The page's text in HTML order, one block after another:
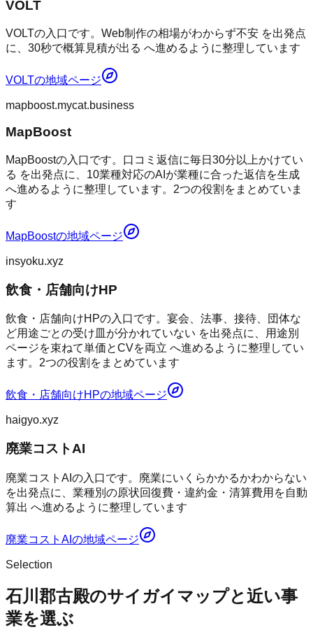
VOLT
VOLTの入口です。Web制作の相場がわからず不安 を出発点
に、30秒で概算見積が出る へ進めるように整理しています
VOLTの地域ページ
mapboost.mycat.business
MapBoost
MapBoostの入口です。口コミ返信に毎日30分以上かけてい
る を出発点に、10業種対応のAIが業種に合った返信を生成
へ進めるように整理しています。2つの役割をまとめていま
す
MapBoostの地域ページ
insyoku.xyz
飲食・店舗向けHP
飲食・店舗向けHPの入口です。宴会、法事、接待、団体な
ど用途ごとの受け皿が分かれていない を出発点に、用途別
ページを束ねて単価とCVを両立 へ進めるように整理してい
ます。2つの役割をまとめています
飲食・店舗向けHPの地域ページ
haigyo.xyz
廃業コストAI
廃業コストAIの入口です。廃業にいくらかかるかわからない
を出発点に、業種別の原状回復費・違約金・清算費用を自動
算出 へ進めるように整理しています
廃業コストAI の地域ページ
Selection
石川郡古殿のサイガイマップと近い事
業を選ぶ